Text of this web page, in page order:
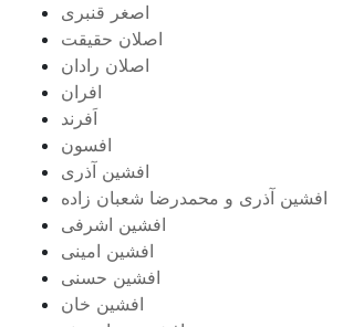
اصغر قنبری
اصلان حقیقت
اصلان رادان
افران
اَفرند
افسون
افشین آذری
افشین آذری و محمدرضا شعبان زاده
افشین اشرفی
افشین امینی
افشین حسنی
افشین خان